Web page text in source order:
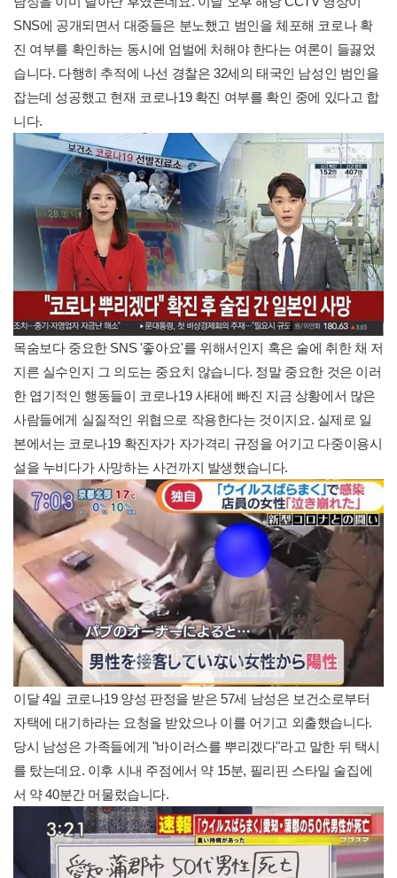
SNS에 공개되면서 대중들은 분노했고 범인을 체포해 코로나 확
진 여부를 확인하는 동시에 엄벌에 처해야 한다는 여론이 들끓었
습니다. 다행히 추적에 나선 경찰은 32세의 태국인 남성인 범인을
잡는데 성공했고 현재 코로나19 확진 여부를 확인 중에 있다고 합
니다.
목숨보다 중요한 SNS '좋아요'를 위해서인지 혹은 술에 취한 채 저
지른 실수인지 그 의도는 중요치 않습니다. 정말 중요한 것은 이러
한 엽기적인 행동들이 코로나19 사태에 빠진 지금 상황에서 많은
사람들에게 실질적인 위협으로 작용한다는 것이지요. 실제로 일
본에서는 코로나19 확진자가 자가격리 규정을 어기고 다중이용시
설을 누비다가 사망하는 사건까지 발생했습니다.
이달 4일 코로나19 양성 판정을 받은 57세 남성은 보건소로부터
자택에 대기하라는 요청을 받았으나 이를 어기고 외출했습니다.
당시 남성은 가족들에게 "바이러스를 뿌리겠다"라고 말한 뒤 택시
를 탔는데요. 이후 시내 주점에서 약 15분, 필리핀 스타일 술집에
서 약 40분간 머물렀습니다.